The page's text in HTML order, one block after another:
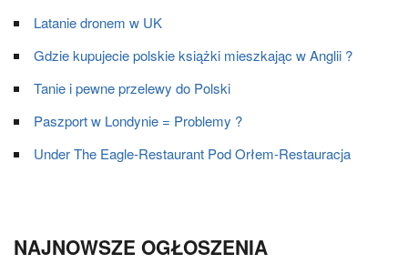
Latanie dronem w UK
Gdzie kupujecie polskie książki mieszkając w Anglii ?
Tanie i pewne przelewy do Polski
Paszport w Londynie = Problemy ?
Under The Eagle-Restaurant Pod Orłem-Restauracja
NAJNOWSZE OGŁOSZENIA